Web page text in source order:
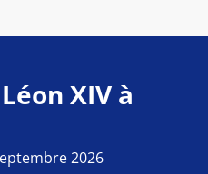
XIV à
2026